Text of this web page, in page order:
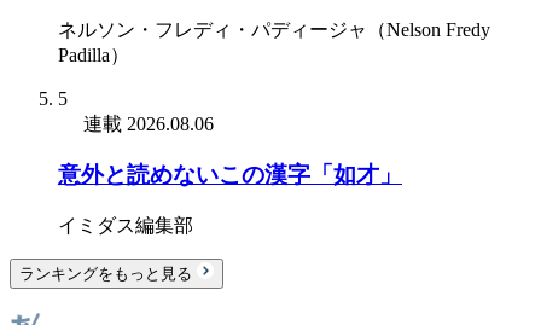
ネルソン・フレディ・パディージャ（Nelson Fredy
Padilla）
5
連載 2026.08.06
意外と読めないこの漢字「如才」
イミダス編集部
ランキングをもっと見る